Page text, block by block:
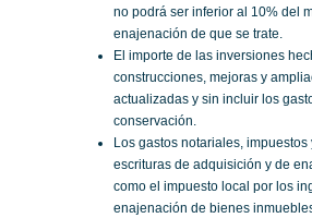
no podrá ser inferior al 10% del
enajenación de que se trate.
El importe de las inversiones
construcciones, mejoras y
actualizadas y sin incluir los
conservación.
Los gastos notariales,
escrituras de adquisición y de
como el impuesto local por los
enajenación de bienes